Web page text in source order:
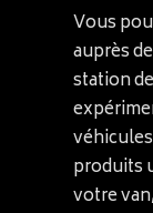
Vous
auprès
station
produits
votre